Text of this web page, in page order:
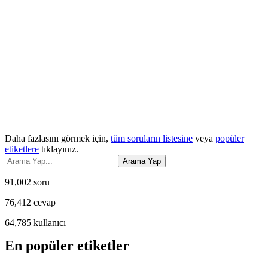
Daha fazlasını görmek için, tüm soruların listesine veya popüler
etiketlere tıklayınız.
91,002 soru
76,412 cevap
64,785 kullanıcı
En popüler etiketler